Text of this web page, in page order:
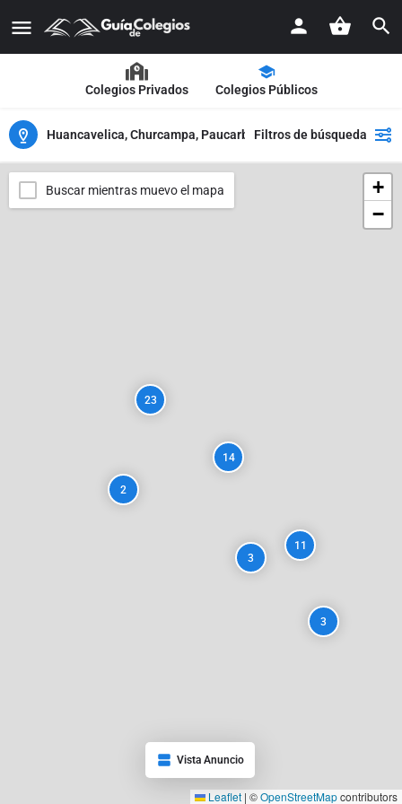
Colegios Privados Colegios Públicos
Huancavelica, Churcampa, PaucarbambaFiltros de búsqueda
3
3
11
2
14
23
+
−
Leaflet | ©OpenStreetMapcontributors
Buscar mientras muevo el mapa
Vista Anuncio